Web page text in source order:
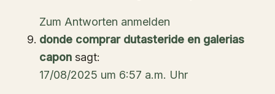
Zum Antworten anmelden
donde comprar dutasteride en galerias
capon sagt:
17/08/2025 um 6:57 a.m. Uhr